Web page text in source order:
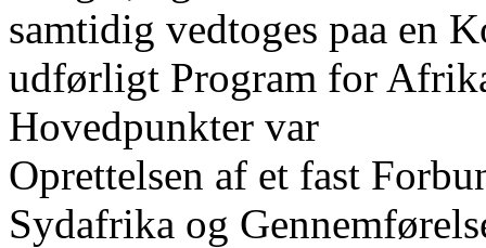
samtidig vedtoges paa en
udførligt Program for
Hovedpunkter var
Oprettelsen af et fast
Sydafrika og